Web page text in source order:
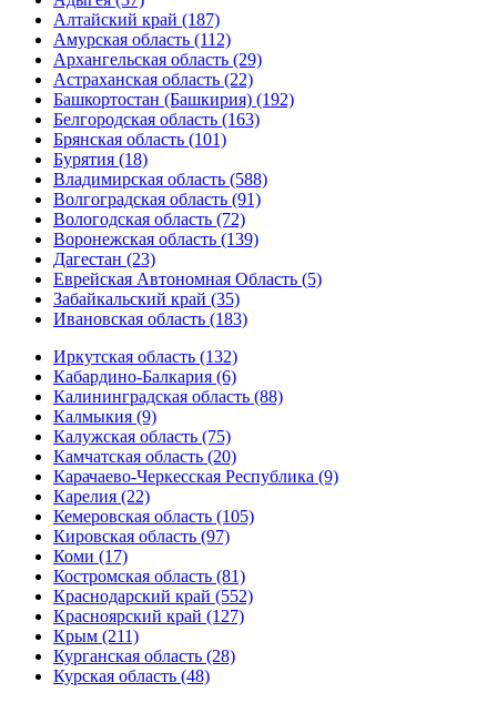
Алтайский край (187)
Амурская область (112)
Архангельская область (29)
Астраханская область (22)
Башкортостан (Башкирия) (192)
Белгородская область (163)
Брянская область (101)
Бурятия (18)
Владимирская область (588)
Волгоградская область (91)
Вологодская область (72)
Воронежская область (139)
Дагестан (23)
Еврейская Автономная Область (5)
Забайкальский край (35)
Ивановская область (183)
Иркутская область (132)
Кабардино-Балкария (6)
Калининградская область (88)
Калмыкия (9)
Калужская область (75)
Камчатская область (20)
Карачаево-Черкесская Республика (9)
Карелия (22)
Кемеровская область (105)
Кировская область (97)
Коми (17)
Костромская область (81)
Краснодарский край (552)
Красноярский край (127)
Крым (211)
Курганская область (28)
Курская область (48)